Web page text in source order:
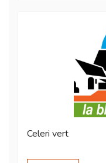
Celeri vert